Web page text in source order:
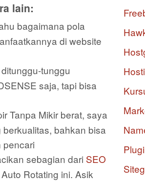
lain:
bagaimana pola
di website
tunggu
saja, tapi bisa
Tanpa Mikir berat, saya
bahkan bisa
pencari
sebagian dari SEO
Rotating ini. Asik